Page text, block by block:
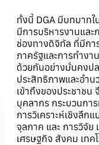
ทั้งนี้ DGA มีบทบาท
มีการบริหารงานแล
ช่องทางดิจิทัล ที่มีกา
ภาครัฐและการทำงา
ด้วยกันอย่างมั่นคงป
ประสิทธิภาพและอำน
เข้าถึงของประชาชน
บุคลากร กระบวนกา
การวิเคราะห์เชิงลึก
จุลภาค และ การวิจัย
เศรษฐกิจ สังคม เทค